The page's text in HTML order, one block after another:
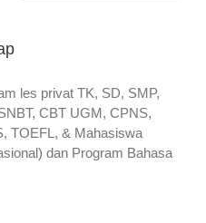
les privat TK, SD, SMP,
CBT UGM, CPNS,
TOEFL, & Mahasiswa
dan Program Bahasa